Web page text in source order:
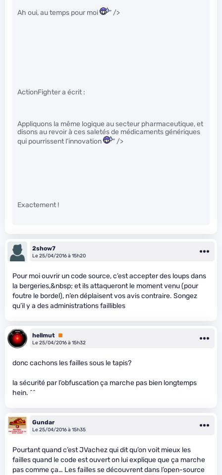
Ah oui, au temps pour moi " />
ActionFighter a écrit :
Appliquons la même logique au secteur pharmaceutique, et
disons au revoir à ces saletés de médicaments génériques
qui pourrissent l’innovation
" />
Exactement !
2show7
Le 25/04/2016 à 15h20
Pour moi ouvrir un code source, c’est accepter des loups dans
la bergeries,&nbsp; et ils attaqueront le moment venu (pour
foutre le bordel), n’en déplaisent vos avis contraire. Songez
qu’il y a des administrations faillibles
hellmut Premium
Le 25/04/2016 à 15h32
donc cachons les failles sous le tapis?
la sécurité par l’obfuscation ça marche pas bien longtemps
hein. ^^
Gundar
Le 25/04/2016 à 15h35
Pourtant quand c’est JVachez qui dit qu’on voit mieux les
failles quand le code est ouvert on lui explique que ça marche
pas comme ça… Les failles se découvrent dans l’open-source